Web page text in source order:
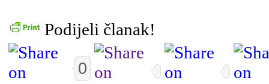
Podijeli članak!
0